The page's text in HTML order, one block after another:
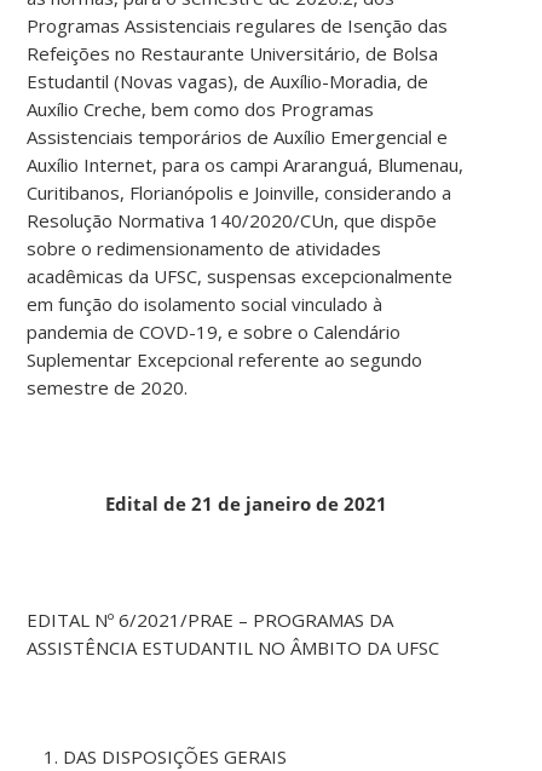
Programas Assistenciais regulares de Isenção das
Refeições no Restaurante Universitário, de Bolsa
Estudantil (Novas vagas), de Auxílio-Moradia, de
Auxílio Creche, bem como dos Programas
Assistenciais temporários de Auxílio Emergencial e
Auxílio Internet, para os campi Araranguá, Blumenau,
Curitibanos, Florianópolis e Joinville, considerando a
Resolução Normativa 140/2020/CUn, que dispõe
sobre o redimensionamento de atividades
acadêmicas da UFSC, suspensas excepcionalmente
em função do isolamento social vinculado à
pandemia de COVD-19, e sobre o Calendário
Suplementar Excepcional referente ao segundo
semestre de 2020.
Edital de 21 de janeiro de 2021
EDITAL Nº 6/2021/PRAE – PROGRAMAS DA
ASSISTÊNCIA ESTUDANTIL NO ÂMBITO DA UFSC
DAS DISPOSIÇÕES GERAIS